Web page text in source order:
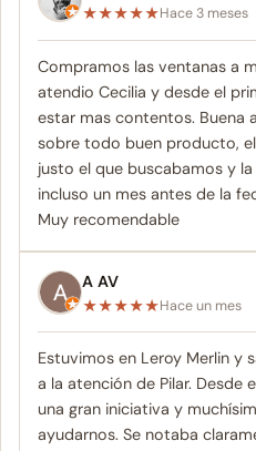
★★★★★Hace 3 meses
Compramos las ventanas a
atendio Cecilia y desde el
estar mas contentos. Buena
sobre todo buen producto,
justo el que buscabamos y
incluso un mes antes de la
Muy recomendable
A AV
★★★★★Hace un mes
Estuvimos en Leroy Merlin y
a la atención de Pilar.
una gran iniciativa y
ayudarnos. Se notaba